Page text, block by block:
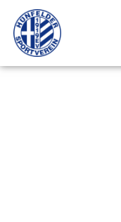
Inhalt
springen